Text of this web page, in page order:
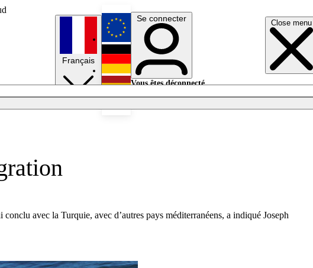
Close menu
Français
English
Deutsch
Se connecter
Vous êtes déconnecté.
avec la Turquie, avec d’autres pays méditerranéens, a indiqué Joseph